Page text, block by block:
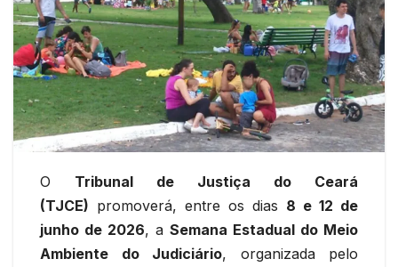
O Tribunal de Justiça do Ceará
(TJCE) promoverá, entre os dias 8 e 12 de
junho de 2026, a Semana Estadual do Meio
Ambiente do Judiciário, organizada pelo